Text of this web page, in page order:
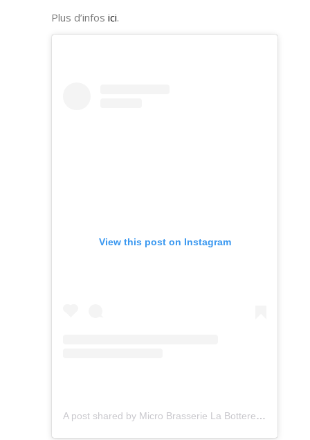
Plus d’infos ici.
View this post on Instagram
A post shared by Micro Brasserie La Botteresse (@labotteresse)